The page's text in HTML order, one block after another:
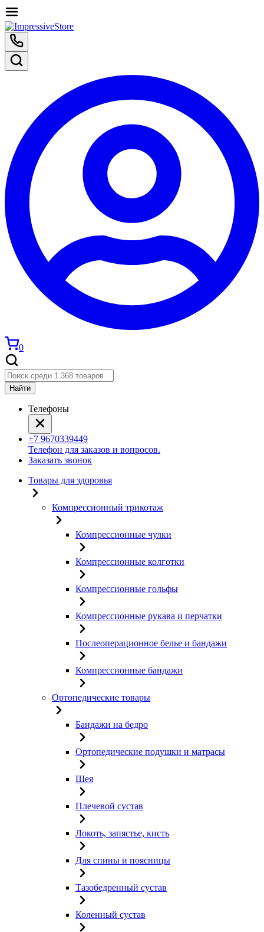
0
Найти
Телефоны
+7 9670339449
Телефон для заказов и вопросов.
Заказать звонок
Товары для здоровья
Компрессионный трикотаж
Компрессионные чулки
Компрессионные колготки
Компрессионные гольфы
Компрессионные рукава и перчатки
Послеоперационное белье и бандажи
Компрессионные бандажи
Ортопедические товары
Бандажи на бедро
Ортопедические подушки и матрасы
Шея
Плечевой сустав
Локоть, запястье, кисть
Для спины и поясницы
Тазобедренный сустав
Коленный сустав